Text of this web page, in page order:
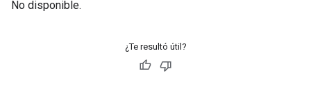
No disponible.
¿Te resultó útil?